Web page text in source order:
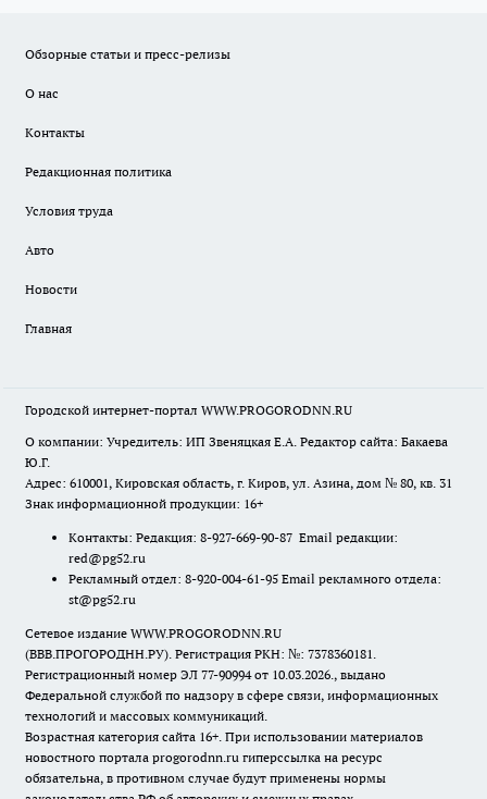
Обзорные статьи и пресс-релизы
О нас
Контакты
Редакционная политика
Условия труда
Авто
Новости
Главная
Городской интернет-портал WWW.PROGORODNN.RU
О компании: Учредитель: ИП Звеняцкая Е.А. Редактор сайта: Бакаева
Ю.Г.
Адрес: 610001, Кировская область, г. Киров, ул. Азина, дом № 80, кв. 31
Знак информационной продукции: 16+
Контакты: Редакция: 8-927-669-90-87 Email редакции:
red@pg52.ru
Рекламный отдел: 8-920-004-61-95 Email рекламного отдела:
st@pg52.ru
Сетевое издание WWW.PROGORODNN.RU
(ВВВ.ПРОГОРОДНН.РУ). Регистрация РКН: №: 7378360181.
Регистрационный номер ЭЛ 77-90994 от 10.03.2026., выдано
Федеральной службой по надзору в сфере связи, информационных
технологий и массовых коммуникаций.
Возрастная категория сайта 16+. При использовании материалов
новостного портала progorodnn.ru гиперссылка на ресурс
обязательна, в противном случае будут применены нормы